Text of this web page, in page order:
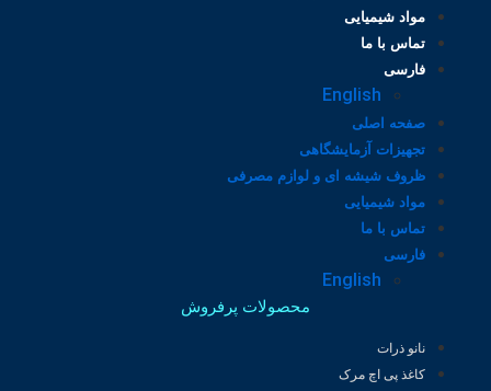
مواد شیمیایی
تماس با ما
فارسی
English
صفحه اصلی
تجهیزات آزمایشگاهی
ظروف شیشه ای و لوازم مصرفی
مواد شیمیایی
تماس با ما
فارسی
English
محصولات پرفروش
نانو ذرات
کاغذ پی اچ مرک